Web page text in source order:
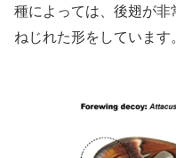
種によっては、後翅が
ねじれた形をしています。